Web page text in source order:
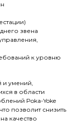
звена
к уровню
умений,
в области
Poka-Yoke
позволит снизить
качество